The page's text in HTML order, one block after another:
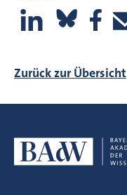
Zurück zur Übersicht